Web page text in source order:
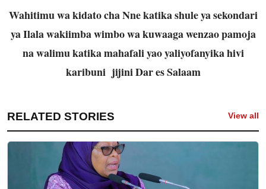
Wahitimu wa kidato cha Nne katika shule ya sekondari
ya Ilala wakiimba wimbo wa kuwaaga wenzao pamoja
na walimu katika mahafali yao yaliyofanyika hivi
karibuni jijini Dar es Salaam
RELATED STORIES View all